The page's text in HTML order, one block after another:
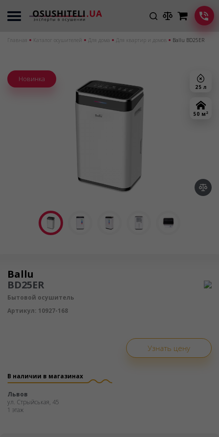
Главная Каталог осушителей Для дома Для квартир и домов Ballu BD25ER
25 л
50 м 2
Новинка
Осушитель воздуха
Ballu
BD25ER
Бытовой осушитель
Артикул: 10927-168
Узнать цену
В наличии в магазинах
Львов
ул. Стрыйськая, 45
1 этаж